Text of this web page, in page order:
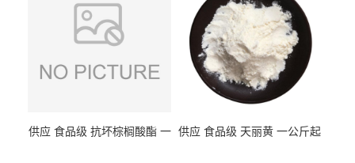
供应 食品级 抗坏棕榈酸酯 一
供应 食品级 天丽黄 一公斤起